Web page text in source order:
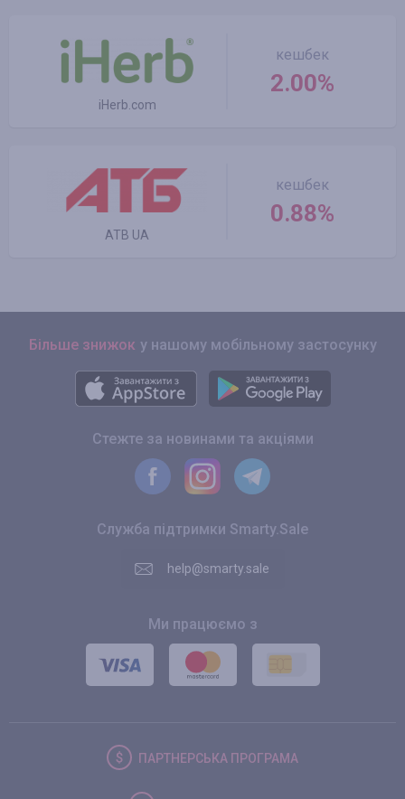
iHerb.com
кешбек
2.00%
ATB UA
кешбек
0.88%
Більше знижок у нашому мобільному застосунку
Стежте за новинами та акціями
Служба підтримки Smarty.Sale
help@smarty.sale
Ми працюємо з
ПАРТНЕРСЬКА ПРОГРАМА